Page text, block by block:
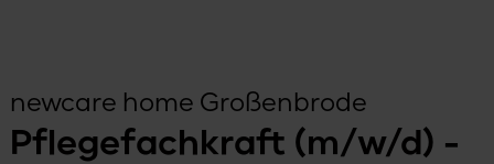
newcare home Großenbrode
Pflegefachkraft (m/w/d) -